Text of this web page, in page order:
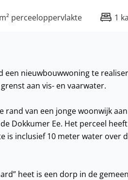
perceeloppervlakte 1
een nieuwbouwwoning te
aan vis- en vaarwater.
rand van een jonge woonwijk
Dokkumer Ee. Het perceel
is inclusief 10 meter water over
heet is een dorp in de